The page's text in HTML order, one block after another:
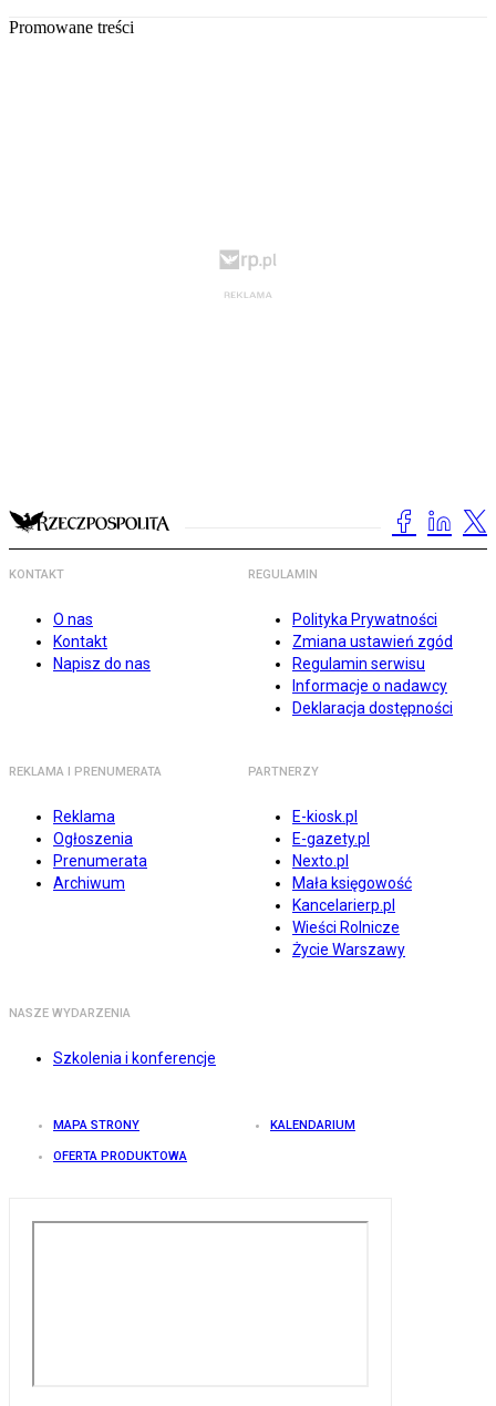
Promowane treści
KONTAKT
O nas
Kontakt
Napisz do nas
REGULAMIN
Polityka Prywatności
Zmiana ustawień zgód
Regulamin serwisu
Informacje o nadawcy
Deklaracja dostępności
REKLAMA I PRENUMERATA
Reklama
Ogłoszenia
Prenumerata
Archiwum
PARTNERZY
E-kiosk.pl
E-gazety.pl
Nexto.pl
Mała księgowość
Kancelarierp.pl
Wieści Rolnicze
Życie Warszawy
NASZE WYDARZENIA
Szkolenia i konferencje
MAPA STRONY KALENDARIUM
OFERTA PRODUKTOWA